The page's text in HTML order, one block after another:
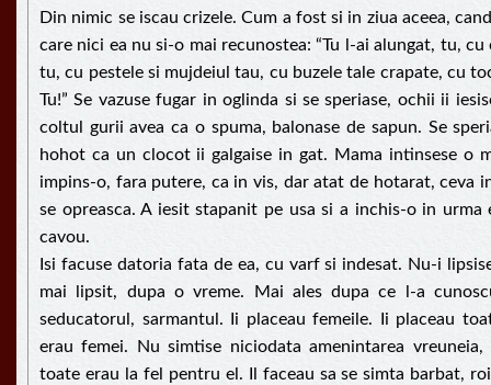
Din nimic se iscau crizele. Cum a fost si in ziua aceea,
care nici ea nu si-o mai recunostea: “Tu l-ai alungat, tu,
tu, cu pestele si mujdeiul tau, cu buzele tale crapate, cu
Tu!” Se vazuse fugar in oglinda si se speriase, ochii ii
coltul gurii avea ca o spuma, balonase de sapun. Se
hohot ca un clocot ii galgaise in gat. Mama intinsese o
impins-o, fara putere, ca in vis, dar atat de hotarat, ceva
se opreasca. A iesit stapanit pe usa si a inchis-o in
cavou.
Isi facuse datoria fata de ea, cu varf si indesat. Nu-i
mai lipsit, dupa o vreme. Mai ales dupa ce l-a
seducatorul, sarmantul. Ii placeau femeile. Ii placeau
erau femei. Nu simtise niciodata amenintarea
toate erau la fel pentru el. Il faceau sa se simta barbat,